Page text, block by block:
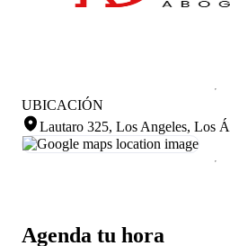
Agenda tu hora
UBICACIÓN
Lautaro 325, Los Angeles, Los